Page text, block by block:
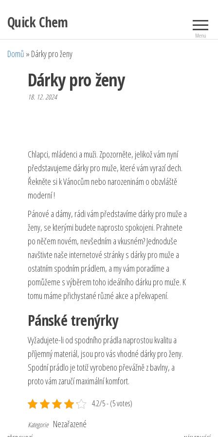
obsah
Quick Chem
Menu
Domů » Dárky pro ženy
Dárky pro ženy
18. 12. 2024
Chlapci, mládenci a muži. Zpozorněte, jelikož vám nyní
představujeme dárky pro muže, které vám vyrazí dech.
Řekněte si k Vánocům nebo narozeninám o obzvláště
moderní !
Pánové a dámy, rádi vám představíme dárky pro muže a
ženy, se kterými budete naprosto spokojeni. Prahnete
po něčem novém, nevšedním a vkusném? Jednoduše
navštivte naše internetové stránky s dárky pro muže a
ostatním spodním prádlem, a my vám poradíme a
pomůžeme s výběrem toho ideálního dárku pro muže. K
tomu máme přichystané různé akce a překvapení.
Pánské trenýrky
Vyžadujete-li od spodního prádla naprostou kvalitu a
příjemný materiál, jsou pro vás vhodné dárky pro ženy.
Spodní prádlo je totiž vyrobeno převážně z bavlny, a
proto vám zaručí maximální komfort.
4.2/5 - (5 votes)
Kategorie Nezařazené